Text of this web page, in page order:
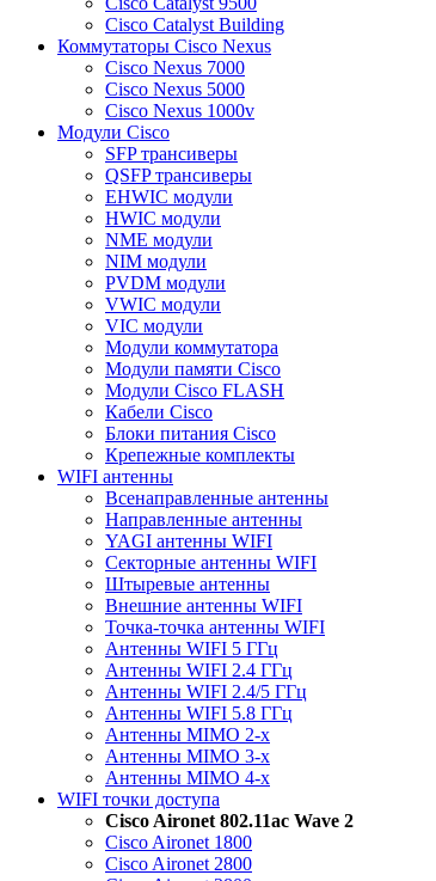
Cisco Catalyst Building
Коммутаторы Cisco Nexus
Cisco Nexus 7000
Cisco Nexus 5000
Cisco Nexus 1000v
Модули Cisco
SFP трансиверы
QSFP трансиверы
EHWIC модули
HWIC модули
NME модули
NIM модули
PVDM модули
VWIC модули
VIC модули
Модули коммутатора
Модули памяти Cisco
Модули Cisco FLASH
Кабели Cisco
Блоки питания Cisco
Крепежные комплекты
WIFI антенны
Всенаправленные антенны
Направленные антенны
YAGI антенны WIFI
Секторные антенны WIFI
Штыревые антенны
Внешние антенны WIFI
Точка-точка антенны WIFI
Антенны WIFI 5 ГГц
Антенны WIFI 2.4 ГГц
Антенны WIFI 2.4/5 ГГц
Антенны WIFI 5.8 ГГц
Антенны MIMO 2-x
Антенны MIMO 3-x
Антенны MIMO 4-x
WIFI точки доступа
Cisco Aironet 802.11ac Wave 2
Cisco Aironet 1800
Cisco Aironet 2800